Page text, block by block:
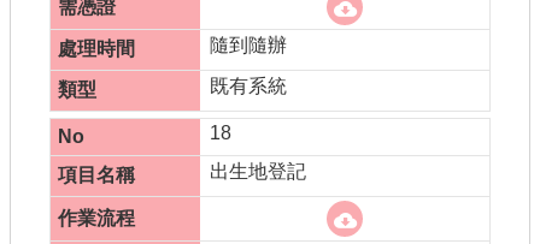
隨到隨辦
既有系統
18
出生地登記